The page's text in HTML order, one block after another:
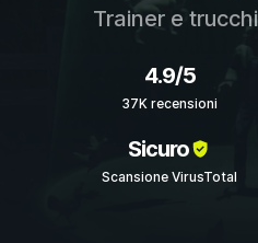
Trainer e
4.9/5
37K recensioni
Sicuro
Scansione VirusTotal